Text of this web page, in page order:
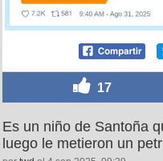
17
Es un niño de Santoña
luego le metieron un